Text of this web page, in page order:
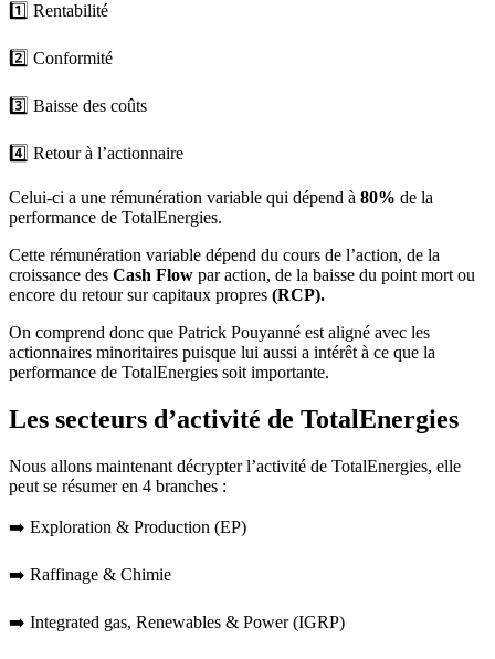
1️⃣ Rentabilité
2️⃣ Conformité
3️⃣ Baisse des coûts
4️⃣ Retour à l’actionnaire
Celui-ci a une rémunération variable qui dépend à 80% de la
performance de TotalEnergies.
Cette rémunération variable dépend du cours de l’action, de la
croissance des Cash Flow par action, de la baisse du point mort ou
encore du retour sur capitaux propres (RCP).
On comprend donc que Patrick Pouyanné est aligné avec les
actionnaires minoritaires puisque lui aussi a intérêt à ce que la
performance de TotalEnergies soit importante.
Les secteurs d’activité de TotalEnergies
Nous allons maintenant décrypter l’activité de TotalEnergies, elle
peut se résumer en 4 branches :
➡️ Exploration & Production (EP)
➡️ Raffinage & Chimie
➡️ Integrated gas, Renewables & Power (IGRP)